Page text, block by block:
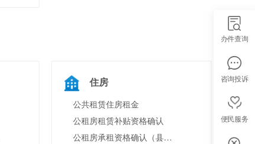
住房
公共租赁住房租金
公租房租赁补贴资格确认
公租房承租资格确认（县级）
办件查询
咨询投诉
便民服务